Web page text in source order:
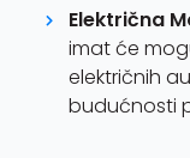
Električna
imat će
električnih
budućnosti